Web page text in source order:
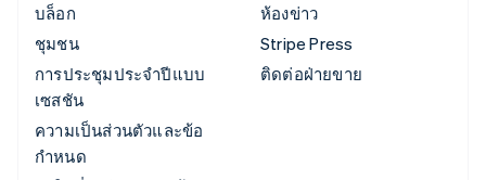
บล็อก
ชุมชน
การประชุมประจำปีแบบ
เซสชัน
ความเป็นส่วนตัวและข้อ
กำหนด
ห้องข่าว
Stripe Press
ติดต่อฝ่ายขาย